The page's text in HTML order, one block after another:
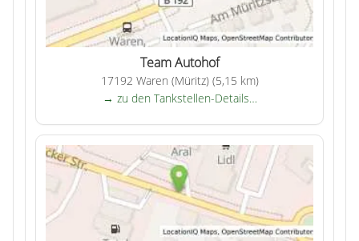
Team Autohof
17192 Waren (Müritz) (5,15 km)
→ zu den Tankstellen-Details…